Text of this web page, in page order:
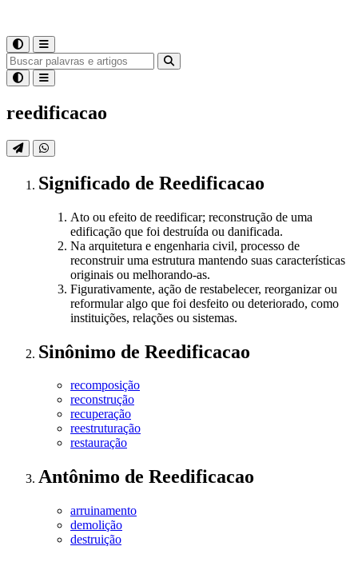
reedificacao
Significado de Reedificacao
Ato ou efeito de reedificar; reconstrução de uma
edificação que foi destruída ou danificada.
Na arquitetura e engenharia civil, processo de
reconstruir uma estrutura mantendo suas características
originais ou melhorando-as.
Figurativamente, ação de restabelecer, reorganizar ou
reformular algo que foi desfeito ou deteriorado, como
instituições, relações ou sistemas.
Sinônimo de Reedificacao
recomposição
reconstrução
recuperação
reestruturação
restauração
Antônimo de Reedificacao
arruinamento
demolição
destruição